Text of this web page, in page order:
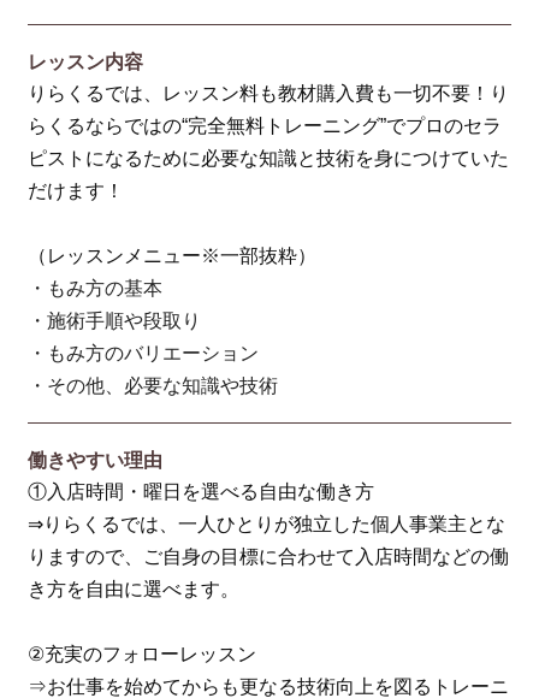
レッスン内容
りらくるでは、レッスン料も教材購入費も一切不要！り
らくるならではの“完全無料トレーニング”でプロのセラ
ピストになるために必要な知識と技術を身につけていた
だけます！
（レッスンメニュー※一部抜粋）
・もみ方の基本
・施術手順や段取り
・もみ方のバリエーション
・その他、必要な知識や技術
働きやすい理由
①入店時間・曜日を選べる自由な働き方
⇒りらくるでは、一人ひとりが独立した個人事業主とな
りますので、ご自身の目標に合わせて入店時間などの働
き方を自由に選べます。
②充実のフォローレッスン
⇒お仕事を始めてからも更なる技術向上を図るトレーニ